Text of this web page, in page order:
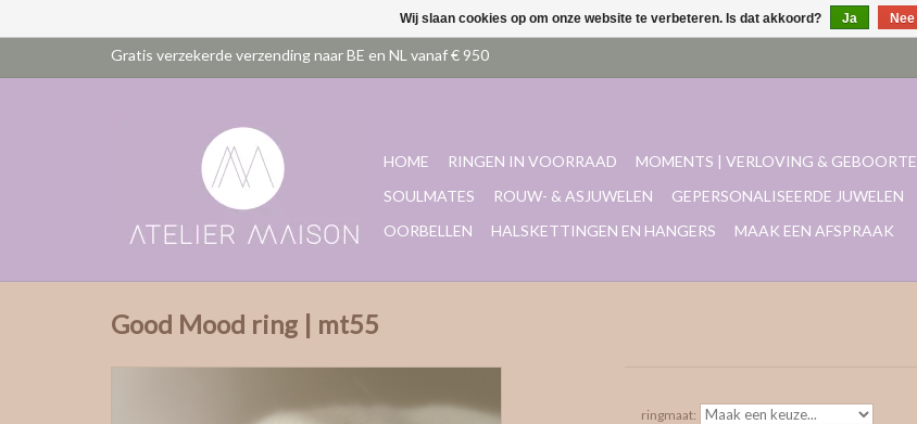
HOME RINGEN IN VOORRAAD MOMENTS | VERLOVING & GEBOORTE
SOULMATES
ROUW- & ASJUWELEN GEPERSONALISEERDE JUWELEN
OORBELLEN
HALSKETTINGEN EN HANGERS MAAK EEN AFSPRAAK
Good Mood ring | mt55
ringmaat:
Wij slaan cookies op om onze website te verbeteren. Is dat akkoord? Ja Nee